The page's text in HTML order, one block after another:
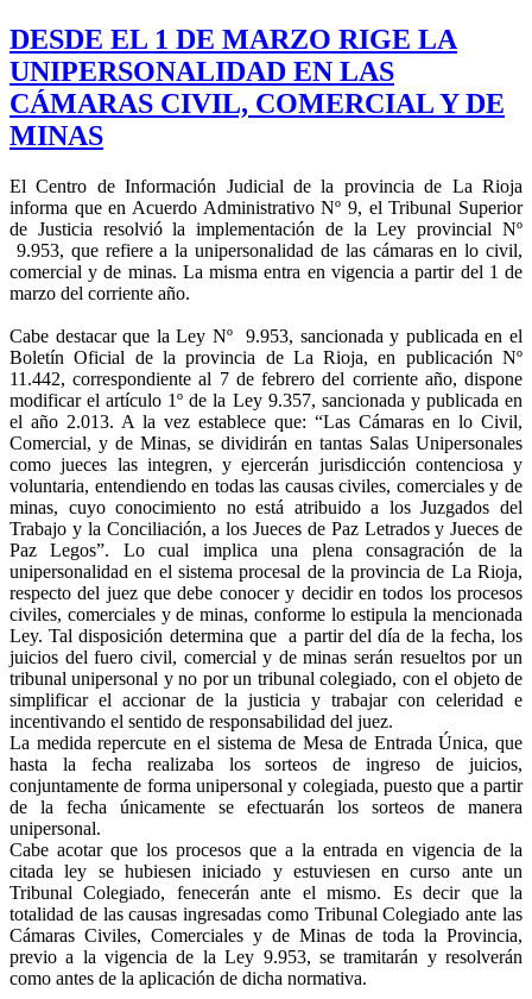
DESDE EL 1 DE MARZO RIGE LA
UNIPERSONALIDAD EN LAS
CÁMARAS CIVIL, COMERCIAL Y DE
MINAS
El Centro de Información Judicial de la provincia de La Rioja
informa que en Acuerdo Administrativo Nº 9, el Tribunal Superior
de Justicia resolvió la implementación de la Ley provincial Nº
9.953, que refiere a la unipersonalidad de las cámaras en lo civil,
comercial y de minas. La misma entra en vigencia a partir del 1 de
marzo del corriente año.
Cabe destacar que la Ley Nº 9.953, sancionada y publicada en el
Boletín Oficial de la provincia de La Rioja, en publicación Nº
11.442, correspondiente al 7 de febrero del corriente año, dispone
modificar el artículo 1º de la Ley 9.357, sancionada y publicada en
el año 2.013. A la vez establece que: “Las Cámaras en lo Civil,
Comercial, y de Minas, se dividirán en tantas Salas Unipersonales
como jueces las integren, y ejercerán jurisdicción contenciosa y
voluntaria, entendiendo en todas las causas civiles, comerciales y de
minas, cuyo conocimiento no está atribuido a los Juzgados del
Trabajo y la Conciliación, a los Jueces de Paz Letrados y Jueces de
Paz Legos”. Lo cual implica una plena consagración de la
unipersonalidad en el sistema procesal de la provincia de La Rioja,
respecto del juez que debe conocer y decidir en todos los procesos
civiles, comerciales y de minas, conforme lo estipula la mencionada
Ley. Tal disposición determina que a partir del día de la fecha, los
juicios del fuero civil, comercial y de minas serán resueltos por un
tribunal unipersonal y no por un tribunal colegiado, con el objeto de
simplificar el accionar de la justicia y trabajar con celeridad e
incentivando el sentido de responsabilidad del juez.
La medida repercute en el sistema de Mesa de Entrada Única, que
hasta la fecha realizaba los sorteos de ingreso de juicios,
conjuntamente de forma unipersonal y colegiada, puesto que a partir
de la fecha únicamente se efectuarán los sorteos de manera
unipersonal.
Cabe acotar que los procesos que a la entrada en vigencia de la
citada ley se hubiesen iniciado y estuviesen en curso ante un
Tribunal Colegiado, fenecerán ante el mismo. Es decir que la
totalidad de las causas ingresadas como Tribunal Colegiado ante las
Cámaras Civiles, Comerciales y de Minas de toda la Provincia,
previo a la vigencia de la Ley 9.953, se tramitarán y resolverán
como antes de la aplicación de dicha normativa.